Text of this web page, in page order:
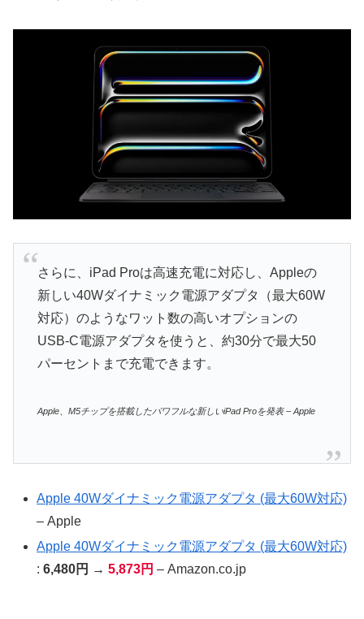
さらに、iPad Proは高速充電に対応し、Appleの
新しい40Wダイナミック電源アダプタ（最大60W
対応）のようなワット数の高いオプションの
USB-C電源アダプタを使うと、約30分で最大50
パーセントまで充電できます。
Apple、M5チップを搭載したパワフルな新しいiPad Proを発表 – Apple
Apple 40Wダイナミック電源アダプタ (最大60W対応)
– Apple
Apple 40Wダイナミック電源アダプタ (最大60W対応)
:6,480円 → 5,873円 – Amazon.co.jp